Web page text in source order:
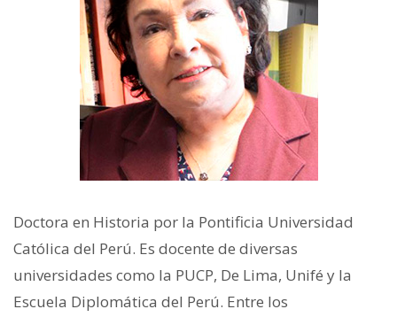
Doctora en Historia por la Pontificia Universidad
Católica del Perú. Es docente de diversas
universidades como la PUCP, De Lima, Unifé y la
Escuela Diplomática del Perú. Entre los